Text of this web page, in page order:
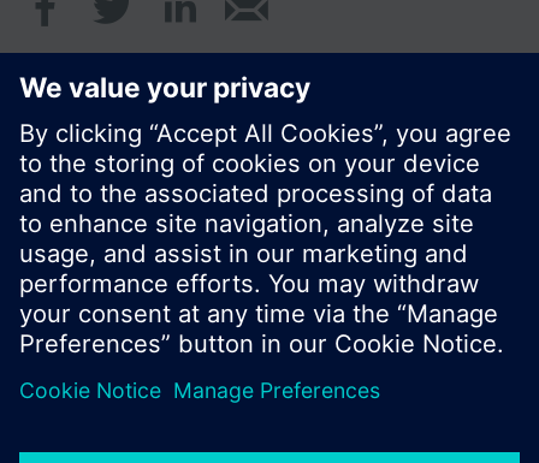
© Siemens Schweiz AG 2017
Produktangebot und Preise können pro Land
variieren.